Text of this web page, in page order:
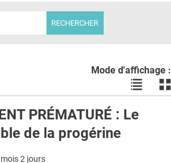
Mode d'affichage :
Voir
les
en
les
PRÉMATURÉ : Le
de la progérine
2 jours